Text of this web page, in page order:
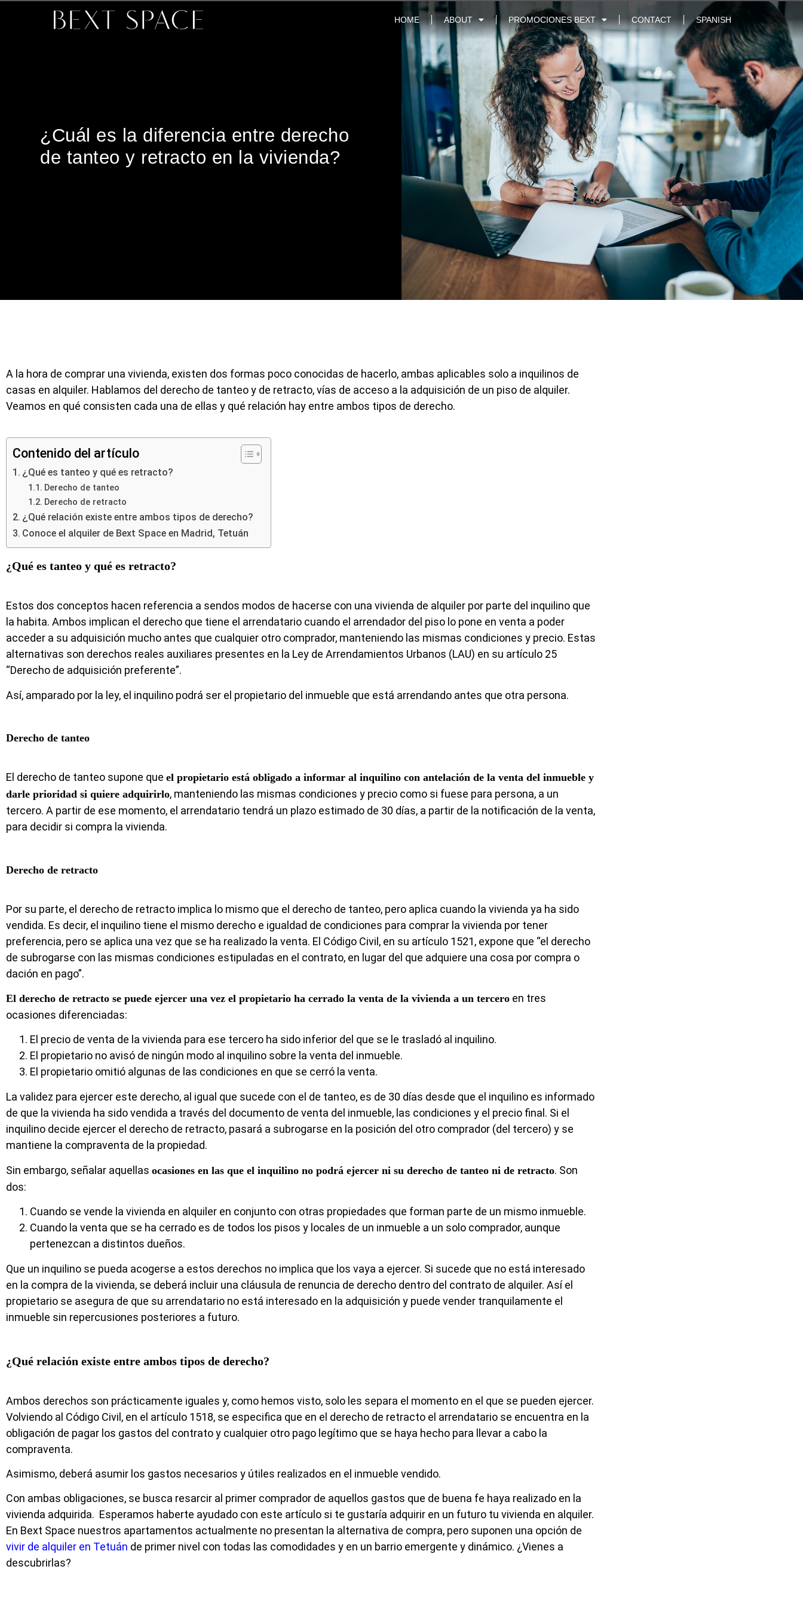
HOME ABOUT PROMOCIONES BEXT CONTACT SPANISH
¿Cuál es la diferencia entre derecho
de tanteo y retracto en la vivienda?
A la hora de comprar una vivienda, existen dos formas poco conocidas de hacerlo, ambas aplicables solo a inquilinos de
casas en alquiler. Hablamos del derecho de tanteo y de retracto, vías de acceso a la adquisición de un piso de alquiler.
Veamos en qué consisten cada una de ellas y qué relación hay entre ambos tipos de derecho.
Contenido del artículo
¿Qué es tanteo y qué es retracto?
Derecho de tanteo
Derecho de retracto
¿Qué relación existe entre ambos tipos de derecho?
Conoce el alquiler de Bext Space en Madrid, Tetuán
¿Qué es tanteo y qué es retracto?
Estos dos conceptos hacen referencia a sendos modos de hacerse con una vivienda de alquiler por parte del inquilino que
la habita. Ambos implican el derecho que tiene el arrendatario cuando el arrendador del piso lo pone en venta a poder
acceder a su adquisición mucho antes que cualquier otro comprador, manteniendo las mismas condiciones y precio. Estas
alternativas son derechos reales auxiliares presentes en la Ley de Arrendamientos Urbanos (LAU) en su artículo 25
“Derecho de adquisición preferente”.
Así, amparado por la ley, el inquilino podrá ser el propietario del inmueble que está arrendando antes que otra persona.
Derecho de tanteo
El derecho de tanteo supone que el propietario está obligado a informar al inquilino con antelación de la venta del inmueble y
darle prioridad si quiere adquirirlo, manteniendo las mismas condiciones y precio como si fuese para persona, a un
tercero. A partir de ese momento, el arrendatario tendrá un plazo estimado de 30 días, a partir de la notificación de la venta,
para decidir si compra la vivienda.
Derecho de retracto
Por su parte, el derecho de retracto implica lo mismo que el derecho de tanteo, pero aplica cuando la vivienda ya ha sido
vendida. Es decir, el inquilino tiene el mismo derecho e igualdad de condiciones para comprar la vivienda por tener
preferencia, pero se aplica una vez que se ha realizado la venta. El Código Civil, en su artículo 1521, expone que “el derecho
de subrogarse con las mismas condiciones estipuladas en el contrato, en lugar del que adquiere una cosa por compra o
dación en pago”.
El derecho de retracto se puede ejercer una vez el propietario ha cerrado la venta de la vivienda a un tercero en tres
ocasiones diferenciadas:
El precio de venta de la vivienda para ese tercero ha sido inferior del que se le trasladó al inquilino.
El propietario no avisó de ningún modo al inquilino sobre la venta del inmueble.
El propietario omitió algunas de las condiciones en que se cerró la venta.
La validez para ejercer este derecho, al igual que sucede con el de tanteo, es de 30 días desde que el inquilino es informado
de que la vivienda ha sido vendida a través del documento de venta del inmueble, las condiciones y el precio final. Si el
inquilino decide ejercer el derecho de retracto, pasará a subrogarse en la posición del otro comprador (del tercero) y se
mantiene la compraventa de la propiedad.
Sin embargo, señalar aquellas ocasiones en las que el inquilino no podrá ejercer ni su derecho de tanteo ni de retracto. Son
dos:
Cuando se vende la vivienda en alquiler en conjunto con otras propiedades que forman parte de un mismo inmueble.
Cuando la venta que se ha cerrado es de todos los pisos y locales de un inmueble a un solo comprador, aunque
pertenezcan a distintos dueños.
Que un inquilino se pueda acogerse a estos derechos no implica que los vaya a ejercer. Si sucede que no está interesado
en la compra de la vivienda, se deberá incluir una cláusula de renuncia de derecho dentro del contrato de alquiler. Así el
propietario se asegura de que su arrendatario no está interesado en la adquisición y puede vender tranquilamente el
inmueble sin repercusiones posteriores a futuro.
¿Qué relación existe entre ambos tipos de derecho?
Ambos derechos son prácticamente iguales y, como hemos visto, solo les separa el momento en el que se pueden ejercer.
Volviendo al Código Civil, en el artículo 1518, se especifica que en el derecho de retracto el arrendatario se encuentra en la
obligación de pagar los gastos del contrato y cualquier otro pago legítimo que se haya hecho para llevar a cabo la
compraventa.
Asimismo, deberá asumir los gastos necesarios y útiles realizados en el inmueble vendido.
Con ambas obligaciones, se busca resarcir al primer comprador de aquellos gastos que de buena fe haya realizado en la
vivienda adquirida. Esperamos haberte ayudado con este artículo si te gustaría adquirir en un futuro tu vivienda en alquiler.
En Bext Space nuestros apartamentos actualmente no presentan la alternativa de compra, pero suponen una opción de
vivir de alquiler en Tetuán de primer nivel con todas las comodidades y en un barrio emergente y dinámico. ¿Vienes a
descubrirlas?